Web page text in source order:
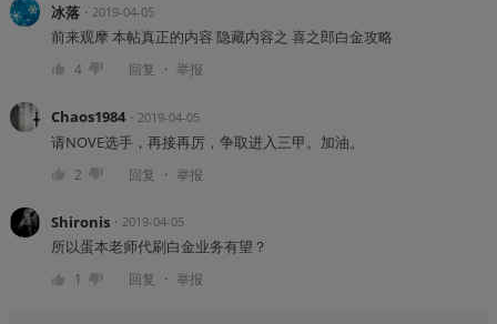
冰落・ 2019-04-05
前来观摩 本帖真正的内容 隐藏内容之 喜之郎白金攻略
4 回复 ・ 举报
Chaos1984・ 2019-04-05
请NOVE选手，再接再厉，争取进入三甲。加油。
2 回复 ・ 举报
Shironis・ 2019-04-05
所以蛋本老师代刷白金业务有望？
1 回复 ・ 举报